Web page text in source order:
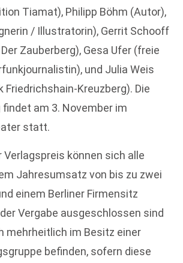
Tiamat), Philipp Böhm (Autor),
/ Illustratorin), Gerrit Schooff
Zauber­berg), Gesa Ufer (freie
und Julia Weis
Kreuzberg). Die
am 3. November im
statt.
Verlagspreis können sich alle
Jahresumsatz von bis zu zwei
einem Berliner Firmensitz
Vergabe ausgeschlossen sind
mehrheitlich im Besitz einer
befinden, sofern diese